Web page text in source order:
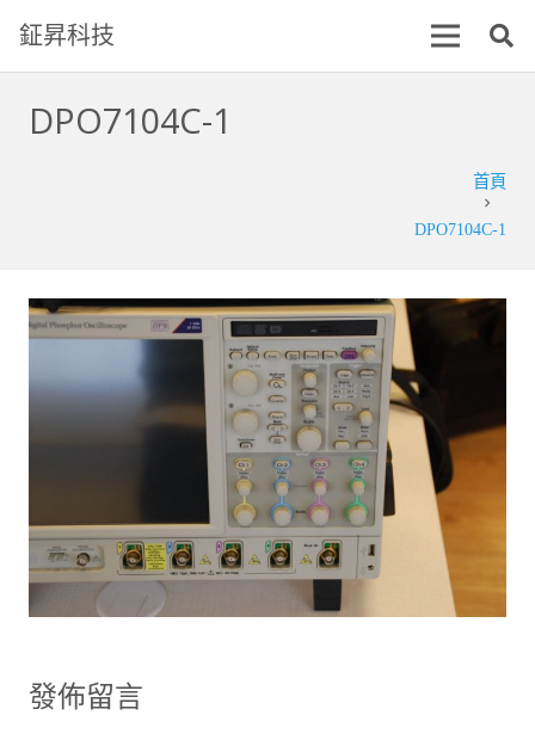
鉦昇科技
DPO7104C-1
首頁
chevron_right
DPO7104C-1
發佈留言